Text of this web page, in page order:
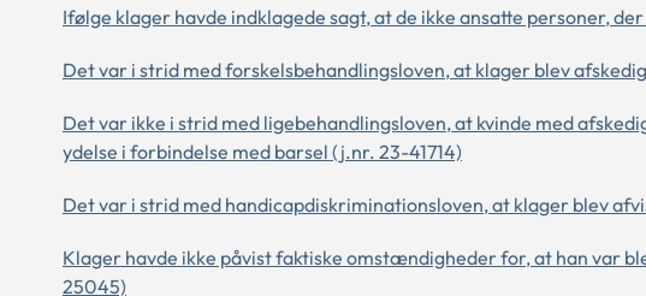
Ifølge klager havde indklagede sagt, at de ikke ansatte personer,
Det var i strid med forskelsbehandlingsloven, at klager blev
Det var ikke i strid med ligebehandlingsloven, at kvinde med
ydelse i forbindelse med barsel (j.nr. 23-41714)
Det var i strid med handicapdiskriminationsloven, at klager blev
Klager havde ikke påvist faktiske omstændigheder for, at han var
25045)